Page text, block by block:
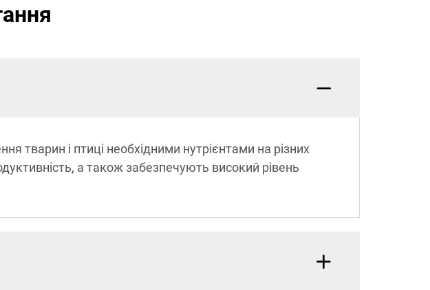
тварин і птиці необхідними нутрієнтами на різних
а також забезпечують високий рівень